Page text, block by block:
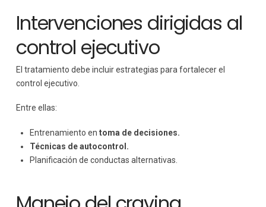
Intervenciones dirigidas al
control ejecutivo
El tratamiento debe incluir estrategias para fortalecer el
control ejecutivo.
Entre ellas:
Entrenamiento en toma de decisiones.
Técnicas de autocontrol.
Planificación de conductas alternativas.